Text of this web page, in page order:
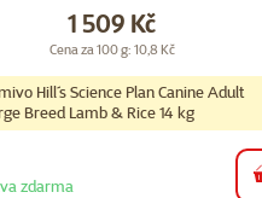
Cena
1 509 Kč
Cena za 100 g: 10,8 Kč
Hill´s Science Plan Canine Adult
Breed Lamb & Rice 14 kg
zdarma